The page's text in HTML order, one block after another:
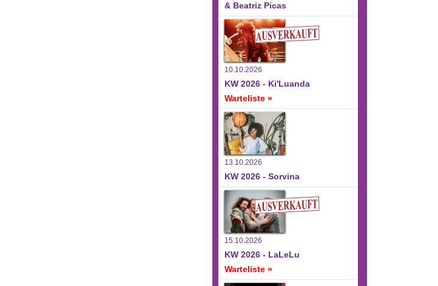
& Beatriz Picas
10.10.2026
KW 2026 - Ki'Luanda
Warteliste »
13.10.2026
KW 2026 - Sorvina
15.10.2026
KW 2026 - LaLeLu
Warteliste »